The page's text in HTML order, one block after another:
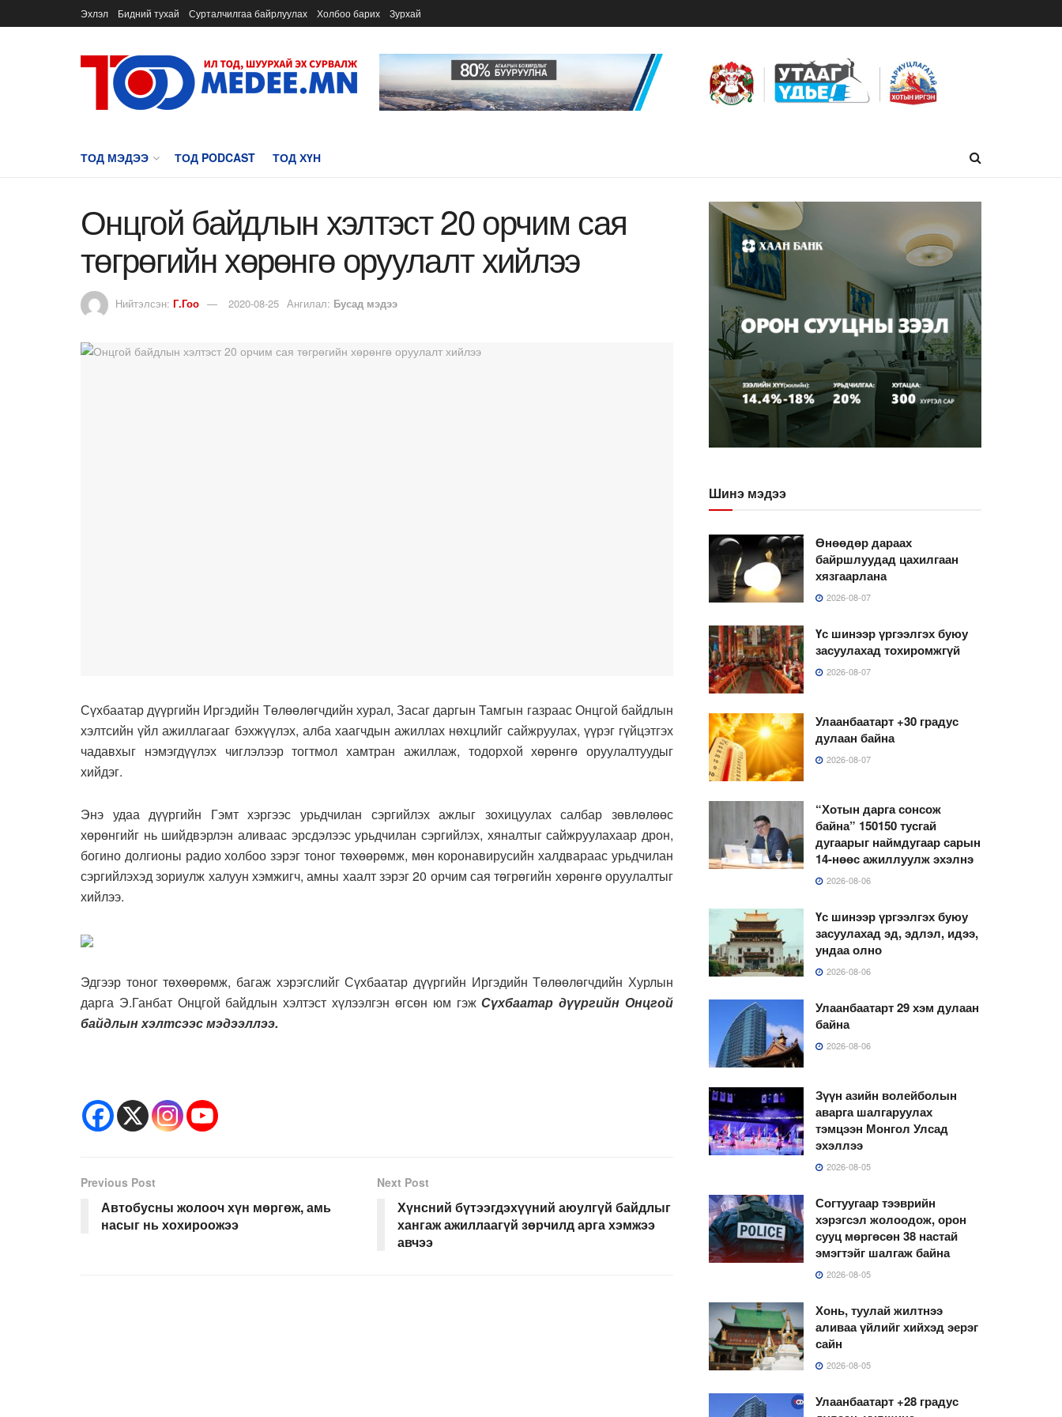
Эхлэл Бидний тухай Сурталчилгаа байрлуулах Холбоо барих Зурхай
ТОД МЭДЭЭ ТОД PODCAST ТОД ХҮН
Онцгой байдлын хэлтэст 20 орчим сая
төгрөгийн хөрөнгө оруулалт хийлээ
Нийтэлсэн: Г.Гоо 2020-08-25 Ангилал: Бусад мэдээ
Сүхбаатар дүүргийн Иргэдийн Төлөөлөгчдийн хурал, Засаг даргын Тамгын газраас Онцгой байдлын
хэлтсийн үйл ажиллагааг бэхжүүлэх, алба хаагчдын ажиллах нөхцлийг сайжруулах, үүрэг гүйцэтгэх
чадавхыг нэмэгдүүлэх чиглэлээр тогтмол хамтран ажиллаж, тодорхой хөрөнгө оруулалтуудыг
хийдэг.
Энэ удаа дүүргийн Гэмт хэргээс урьдчилан сэргийлэх ажлыг зохицуулах салбар зөвлөлөөс
хөрөнгийг нь шийдвэрлэн аливаас эрсдэлээс урьдчилан сэргийлэх, хяналтыг сайжруулахаар дрон,
богино долгионы радио холбоо зэрэг тоног төхөөрөмж, мөн коронавирусийн халдвараас урьдчилан
сэргийлэхэд зориулж халуун хэмжигч, амны хаалт зэрэг 20 орчим сая төгрөгийн хөрөнгө оруулалтыг
хийлээ.
Эдгээр тоног төхөөрөмж, багаж хэрэгслийг Сүхбаатар дүүргийн Иргэдийн Төлөөлөгчдийн Хурлын
дарга Э.Ганбат Онцгой байдлын хэлтэст хүлээлгэн өгсөн юм гэжСүхбаатар дүүргийн Онцгой
байдлын хэлтсээс мэдээллээ.
Previous Post
Автобусны жолооч хүн мөргөж, амь
насыг нь хохироожээ
Next Post
Хүнсний бүтээгдэхүүний аюулгүй байдлыг
хангаж ажиллаагүй зөрчилд арга хэмжээ
авчээ
Шинэ мэдээ
Өнөөдөр дараах
байршлуудад цахилгаан
хязгаарлана
2026-08-07
Үс шинээр үргээлгэх буюу
засуулахад тохиромжгүй
2026-08-07
Улаанбаатарт +30 градус
дулаан байна
2026-08-07
“Хотын дарга сонсож
байна” 150150 тусгай
дугаарыг наймдугаар сарын
14-нөөс ажиллуулж эхэлнэ
2026-08-06
Үс шинээр үргээлгэх буюу
засуулахад эд, эдлэл, идээ,
ундаа олно
2026-08-06
Улаанбаатарт 29 хэм дулаан
байна
2026-08-06
Зүүн азийн волейболын
аварга шалгаруулах
тэмцээн Монгол Улсад
эхэллээ
2026-08-05
Согтуугаар тээврийн
хэрэгсэл жолоодож, орон
сууц мөргөсөн 38 настай
эмэгтэйг шалгаж байна
2026-08-05
Хонь, туулай жилтнээ
аливаа үйлийг хийхэд эерэг
сайн
2026-08-05
Улаанбаатарт +28 градус